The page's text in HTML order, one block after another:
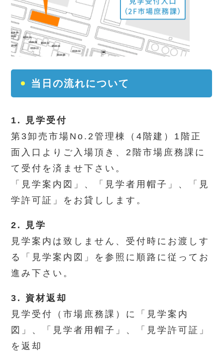
当日の流れについて
1. 見学受付
第3卸売市場No.2管理棟（4階建）1階正
面入口よりご入場頂き、2階市場庶務課に
て受付を済ませ下さい。
「見学案内図」、「見学者用帽子」、「見
学許可証」をお貸しします。
2. 見学
見学案内は致しません、受付時にお渡しす
る「見学案内図」を参照に順路に従ってお
進み下さい。
3. 資材返却
見学受付（市場庶務課）に「見学案内
図」、「見学者用帽子」、「見学許可証」
を返却